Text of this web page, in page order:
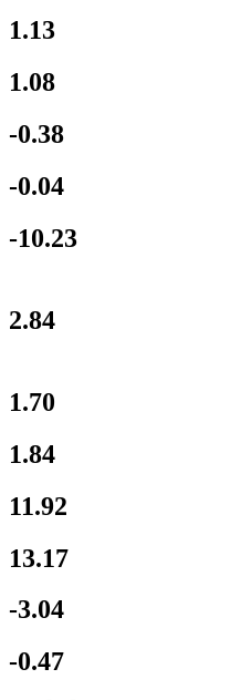
1.13
1.08
-0.38
-0.04
-10.23
2.84
1.70
1.84
11.92
13.17
-3.04
-0.47